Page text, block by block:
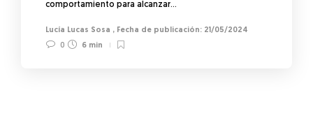
comportamiento para alcanzar…
Lucía Lucas Sosa ,
21/05/2024
0
6 min